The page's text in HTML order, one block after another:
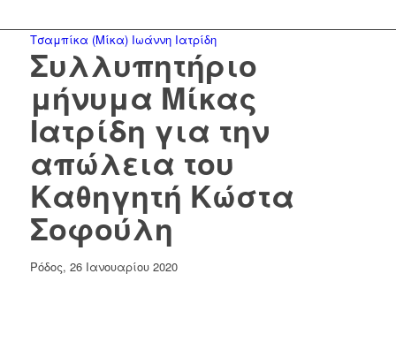
Τσαμπίκα (Μίκα) Ιωάννη Ιατρίδη
Συλλυπητήριο
μήνυμα Μίκας
Ιατρίδη για την
απώλεια του
Καθηγητή Κώστα
Σοφούλη
Ρόδος, 26 Ιανουαρίου 2020